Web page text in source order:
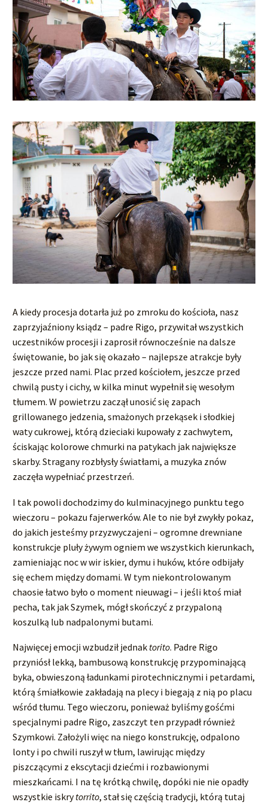
A kiedy procesja dotarła już po zmroku do kościoła, nasz
zaprzyjaźniony ksiądz – padre Rigo, przywitał wszystkich
uczestników procesji i zaprosił równocześnie na dalsze
świętowanie, bo jak się okazało – najlepsze atrakcje były
jeszcze przed nami. Plac przed kościołem, jeszcze przed
chwilą pusty i cichy, w kilka minut wypełnił się wesołym
tłumem. W powietrzu zaczął unosić się zapach
grillowanego jedzenia, smażonych przekąsek i słodkiej
waty cukrowej, którą dzieciaki kupowały z zachwytem,
ściskając kolorowe chmurki na patykach jak największe
skarby. Stragany rozbłysły światłami, a muzyka znów
zaczęła wypełniać przestrzeń.
I tak powoli dochodzimy do kulminacyjnego punktu tego
wieczoru – pokazu fajerwerków. Ale to nie był zwykły pokaz,
do jakich jesteśmy przyzwyczajeni – ogromne drewniane
konstrukcje pluły żywym ogniem we wszystkich kierunkach,
zamieniając noc w wir iskier, dymu i huków, które odbijały
się echem między domami. W tym niekontrolowanym
chaosie łatwo było o moment nieuwagi – i jeśli ktoś miał
pecha, tak jak Szymek, mógł skończyć z przypaloną
koszulką lub nadpalonymi butami.
Najwięcej emocji wzbudził jednak torito. Padre Rigo
przyniósł lekką, bambusową konstrukcję przypominającą
byka, obwieszoną ładunkami pirotechnicznymi i petardami,
którą śmiałkowie zakładają na plecy i biegają z nią po placu
wśród tłumu. Tego wieczoru, ponieważ byliśmy gośćmi
specjalnymi padre Rigo, zaszczyt ten przypadł również
Szymkowi. Założyli więc na niego konstrukcję, odpalono
lonty i po chwili ruszył w tłum, lawirując między
piszczącymi z ekscytacji dziećmi i rozbawionymi
mieszkańcami. I na tę krótką chwilę, dopóki nie nie opadły
wszystkie iskrytorrito, stał się częścią tradycji, którą tutaj